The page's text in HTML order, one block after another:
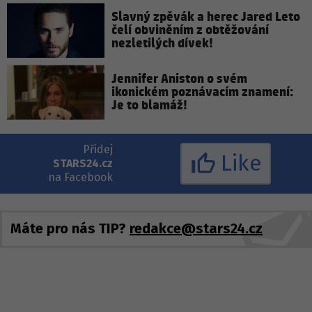
Slavný zpěvák a herec Jared Leto
čelí obviněním z obtěžování
nezletilých dívek!
Jennifer Aniston o svém
ikonickém poznávacím znamení:
Je to blamáž!
Přidej
STARS24.cz
na Facebook
Like
Máte pro nás TIP? redakce@stars24.cz